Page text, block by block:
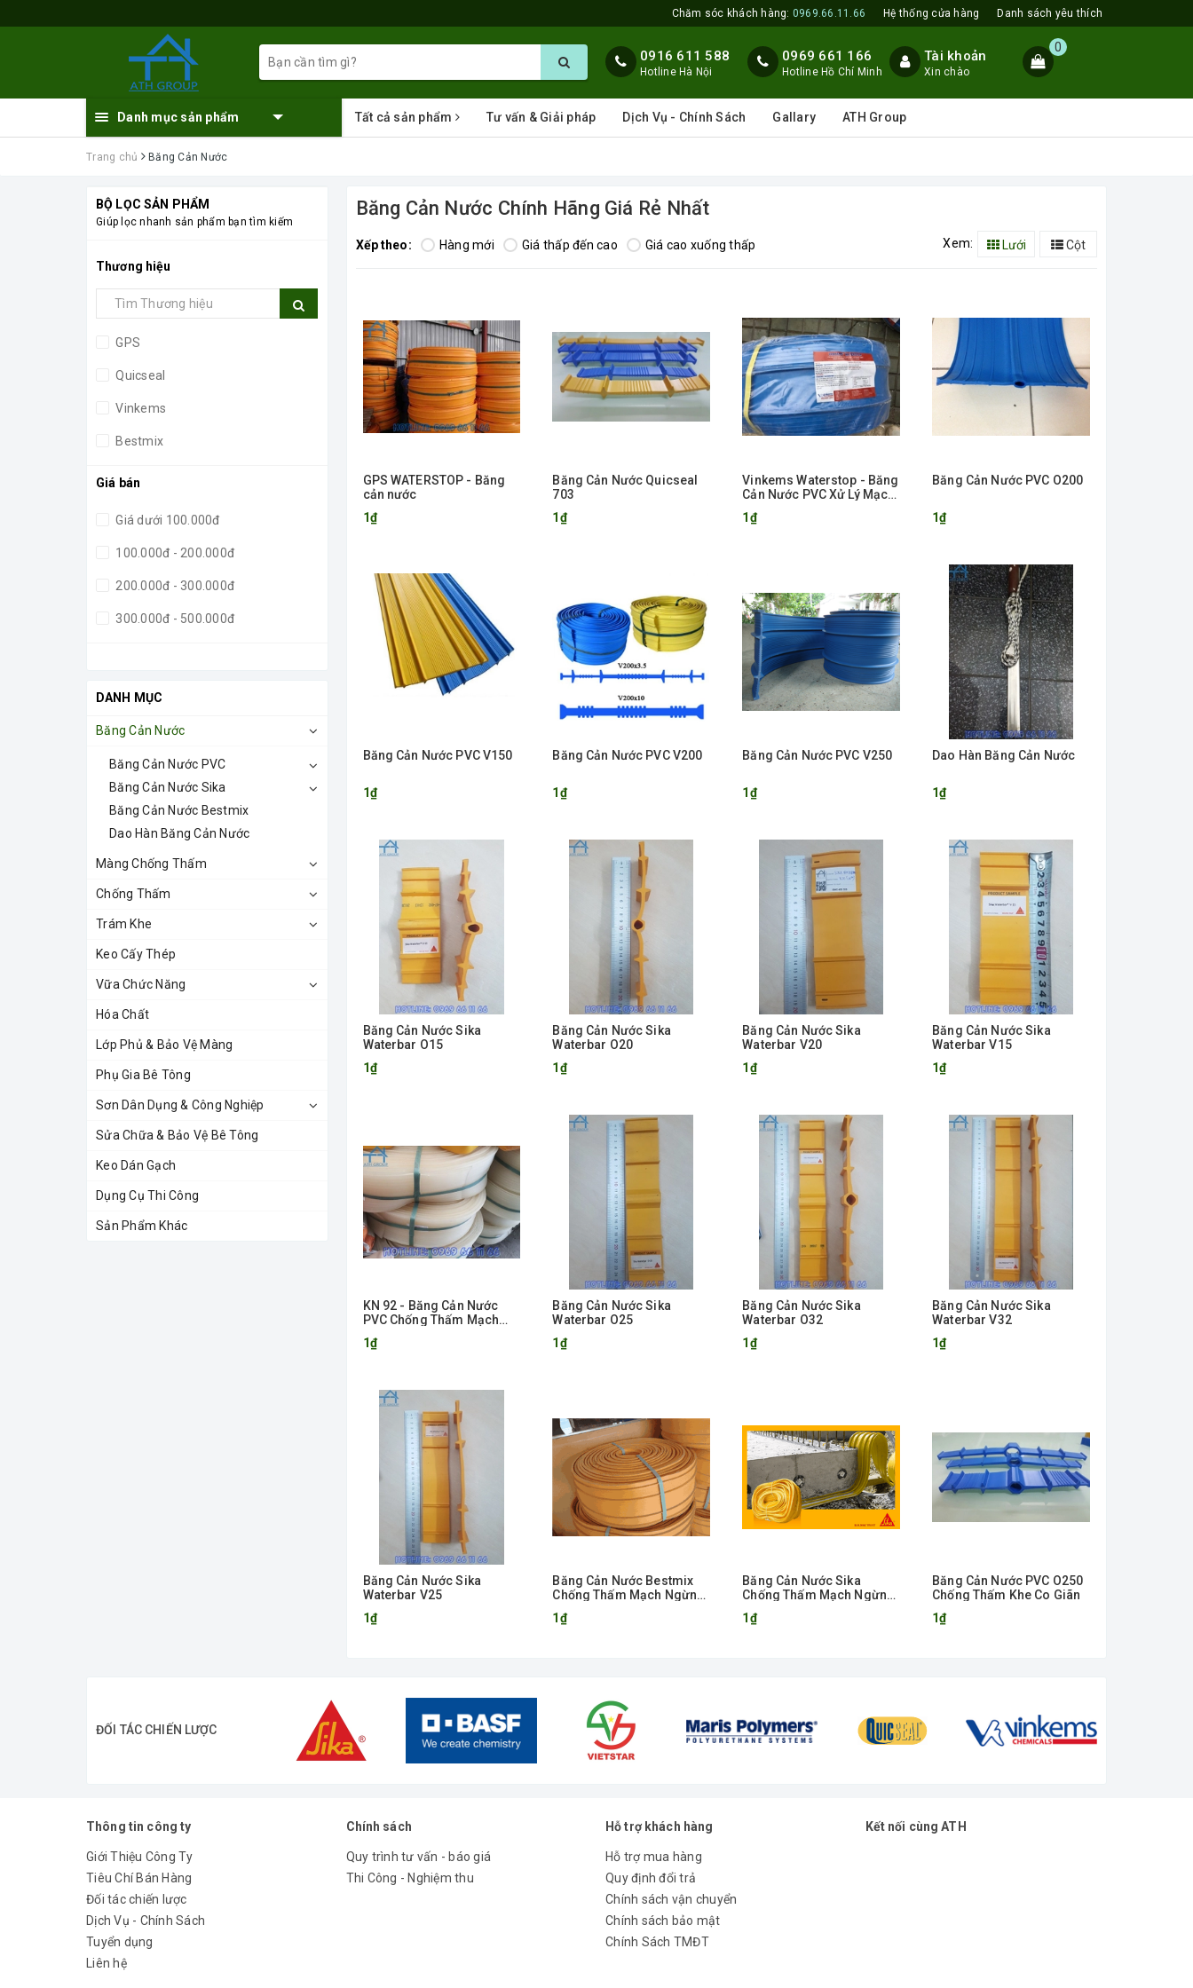
Chăm sóc khách hàng: 0969.66.11.66 Hệ thống cửa hàng Danh sách yêu thích
0916 611 588
Hotline Hà Nội
0969 661 166
Hotline Hồ Chí Minh
Tài khoản
Xin chào
0
Danh mục sản phẩm Tất cả sản phẩm Tư vấn & Giải pháp Dịch Vụ - Chính Sách Gallary ATH Group
Trang chủ Băng Cản Nước
BỘ LỌC SẢN PHẨM
Giúp lọc nhanh sản phẩm bạn tìm kiếm
Thương hiệu
GPS
Quicseal
Vinkems
Bestmix
Giá bán
Giá dưới 100.000đ
100.000đ - 200.000đ
200.000đ - 300.000đ
300.000đ - 500.000đ
DANH MỤC
Băng Cản Nước
Băng Cản Nước PVC
Băng Cản Nước Sika
Băng Cản Nước Bestmix
Dao Hàn Băng Cản Nước
Màng Chống Thấm
Chống Thấm
Trám Khe
Keo Cấy Thép
Vữa Chức Năng
Hóa Chất
Lớp Phủ & Bảo Vệ Màng
Phụ Gia Bê Tông
Sơn Dân Dụng & Công Nghiệp
Sửa Chữa & Bảo Vệ Bê Tông
Keo Dán Gạch
Dụng Cụ Thi Công
Sản Phẩm Khác
Băng Cản Nước Chính Hãng Giá Rẻ Nhất
Xếp theo: Hàng mới Giá thấp đến cao Giá cao xuống thấp Xem: Lưới Cột
GPS WATERSTOP - Băng
cản nước
1₫
Băng Cản Nước Quicseal
703
1₫
Vinkems Waterstop - Băng
Cản Nước PVC Xử Lý Mạch
1₫
Băng Cản Nước PVC O200
1₫
Băng Cản Nước PVC V150
1₫
Băng Cản Nước PVC V200
1₫
Băng Cản Nước PVC V250
1₫
Dao Hàn Băng Cản Nước
1₫
Băng Cản Nước Sika
Waterbar O15
1₫
Băng Cản Nước Sika
Waterbar O20
1₫
Băng Cản Nước Sika
Waterbar V20
1₫
Băng Cản Nước Sika
Waterbar V15
1₫
KN 92 - Băng Cản Nước
PVC Chống Thấm Mạch
1₫
Băng Cản Nước Sika
Waterbar O25
1₫
Băng Cản Nước Sika
Waterbar O32
1₫
Băng Cản Nước Sika
Waterbar V32
1₫
Băng Cản Nước Sika
Waterbar V25
1₫
Băng Cản Nước Bestmix
Chống Thấm Mạch Ngừng,
1₫
Băng Cản Nước Sika
Chống Thấm Mạch Ngừng
1₫
Băng Cản Nước PVC O250
Chống Thấm Khe Co Giãn
1₫
ĐỐI TÁC CHIẾN LƯỢC
Thông tin công ty
Giới Thiệu Công Ty
Tiêu Chí Bán Hàng
Đối tác chiến lược
Dịch Vụ - Chính Sách
Tuyển dụng
Liên hệ
Chính sách
Quy trình tư vấn - báo giá
Thi Công - Nghiệm thu
Hỗ trợ khách hàng
Hỗ trợ mua hàng
Quy định đổi trả
Chính sách vận chuyển
Chính sách bảo mật
Chính Sách TMĐT
Kết nối cùng ATH